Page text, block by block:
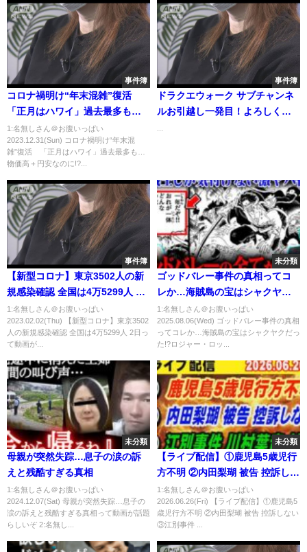
事件簿
コロナ禍明け“年末混雑”復活
「正月はハワイ」過去最多も…
物価高＋円安なのに!?【スーパ
ーJチャンネル】(2023年12月29
日)
1:名無しさん＠お腹いっぱい
2023.12.31(Sun) コロナ禍明け“年末混
雑”復活 「正月はハワイ」過去最多も…
物価高＋円安なのに!?...
事件簿
ドラクエウォーク サブチャンネ
ルお引越し一発目！よろしくお
事件簿
【新型コロナ】東京3502人の新
規感染確認 全国は4万5299人 2
日
1:名無しさん＠お腹いっぱい
2023.02.02(Thu) 【新型コロナ】東京3502
人の新規感染確認 全国は4万5299人 2日っ
て動画が...
未分類
ゴッドバレー事件の真相ってコ
レか…海賊島の宝はシャクヤク
だった!?ロジャー・ロックス・
世界政府が奪り合った正体がヤ
バすぎる…※ジャンプ ネタバレ
話 】
1:名無しさん＠お腹いっぱい
2025.08.06(Wed) ゴッドバレー事件の真相
ってコレか…海賊島の宝はシャクヤクだっ
た!?ロジャー・ロッ...
未分類
母親が突然失踪…息子の涙の訴
えと残酷すぎる真相
1:名無しさん＠お腹いっぱい
2024.12.07(Sat) 母親が突然失踪…息子の
涙の訴えと残酷すぎる真相って動画が話題
らしいぞ 2:名無し...
未分類
【ライブ配信】①鹿児島5歳児行
方不明 ②内田梨瑚 被告 控訴しな
い ③江別事件 川村葉音 被告【小
川泰平の事件考察室】# 2748
1:名無しさん＠お腹いっぱい
2026.06.26(Fri) 【ライブ配信】①鹿児島5
歳児行方不明 ②内田梨瑚 被告 控訴しない
③江別事件 ...